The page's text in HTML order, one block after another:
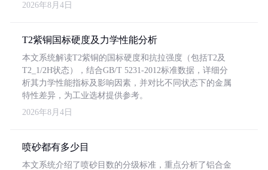
2026年8月4日
T2紫铜国标硬度及力学性能分析
本文系统解读T2紫铜的国标硬度和抗拉强度（包括T2及
T2_1/2H状态），结合GB/T 5231-2012标准数据，详细分
析其力学性能指标及影响因素，并对比不同状态下的金属
特性差异，为工业选材提供参考。
2026年8月4日
喷砂都有多少目
本文系统介绍了喷砂目数的分级标准，重点分析了铝合金